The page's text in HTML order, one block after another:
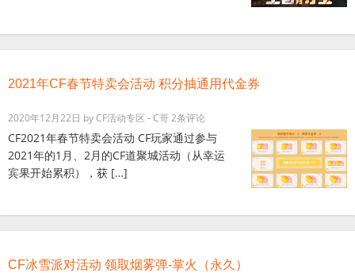
2021年CF春节特卖会活动 积分抽通用代金券
2020年12月22日 byCF活动专区 - C哥2条评论
CF2021年春节特卖会活动 CF玩家通过参与
2021年的1月、2月的CF道聚城活动（从幸运
宾果开始累积），获 […]
CF冰雪派对活动 领取烟雾弹-掌火（永久）